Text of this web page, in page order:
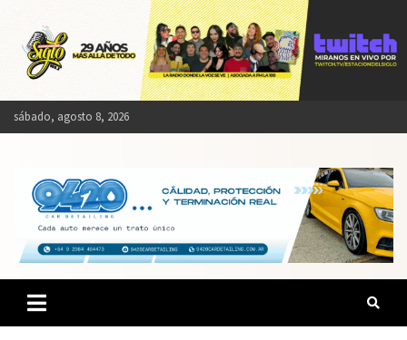
content
sábado, agosto 8, 2026